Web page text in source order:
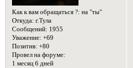
Как к вам обращаться ?: на "ты"
Откуда: г.Тула
Сообщений: 1955
Уважение: +69
Позитив: +80
Провел на форуме:
1 месяц 6 дней